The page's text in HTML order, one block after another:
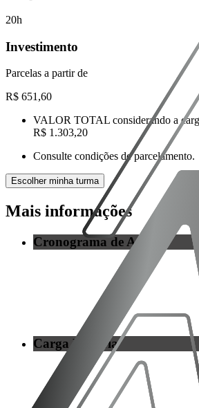
20h
Investimento
Parcelas a partir de
R$ 651,60
VALOR TOTAL considerando a
R$ 1.303,20
Consulte condições de parcelamento.
Escolher minha turma
Mais informações
Cronograma de Aulas
Carga Horária